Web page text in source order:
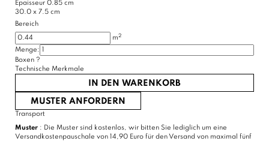
(1 Bewertungen)
Épaisseur 0.85 cm
30.0 x 7.5 cm
Bereich
m2
Menge:
Boxen ?
Technische Merkmale
IN DEN WARENKORB
MUSTER ANFORDERN
Transport
Muster : Die Muster sind kostenlos, wir bitten Sie lediglich um eine
Versandkostenpauschale von 14,90 Euro für den Versand von maximal fünf